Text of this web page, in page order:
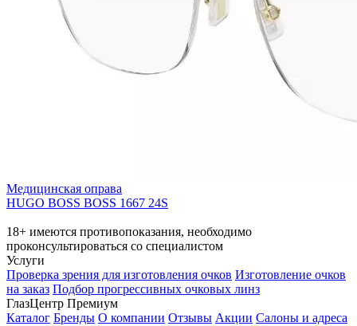
Медицинская оправа
HUGO BOSS BOSS 1667 24S
18+ имеются противопоказания, необходимо
проконсультироваться со специалистом
Услуги
Проверка зрения для изготовления очков Изготовление очков
на заказ Подбор прогрессивных очковых линз
ГлазЦентр Премиум
Каталог Бренды О компании Отзывы Акции Салоны и адреса